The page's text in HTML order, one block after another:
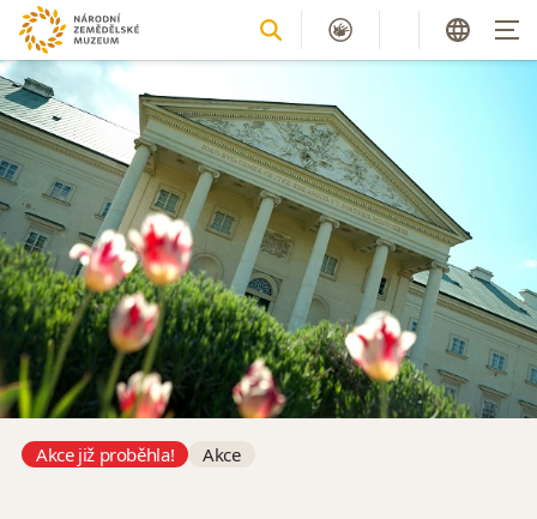
Akce již proběhla! Akce